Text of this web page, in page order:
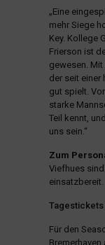
„Eine
mehr Siege
Key. Kollege
Frierson ist
gewesen. Mit
der seit einer
gut spielt.
starke
Teil kennt,
uns sein.“
Zum
Viefhues
einsatzbereit.
Tagestickets
Für den
Bremerhaven